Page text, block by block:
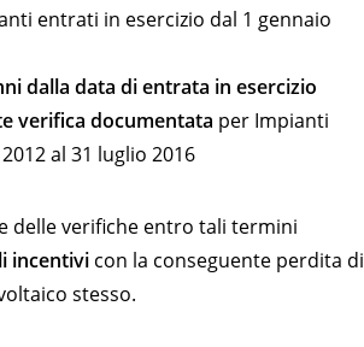
entrati in esercizio dal 1 gennaio
dalla data di entrata in esercizio
verifica documentata per Impianti
al 31 luglio 2016
delle verifiche entro tali termini
incentivi con la conseguente perdita di
stesso.